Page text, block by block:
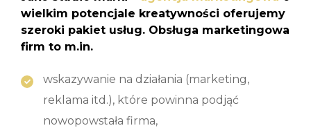
wielkim potencjale kreatywności oferujemy
szeroki pakiet usług. Obsługa marketingowa
firm to m.in.
wskazywanie na działania (marketing,
reklama itd.), które powinna podjąć
nowopowstała firma,